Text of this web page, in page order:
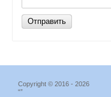
Отправить
Copyright © 2016 - 2026
“”